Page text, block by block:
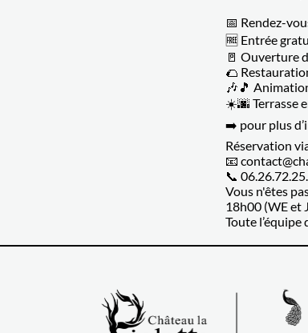
📅 Rendez-
🆓 Entrée
🚪 Ouverture
🌮
🎶🎵
☀️🌆 Terrasse
➡️ pour plus
Réservation
📧
📞
Vous n'êtes
18h00 (WE et
Toute